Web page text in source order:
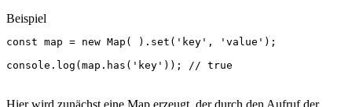
Beispiel
const map = new Map ( ). set ( 'key' , 'value' );
console . log (map . has ( 'key' )); // true
Hier wird zunächst eine Map erzeugt, der durch den Aufruf der